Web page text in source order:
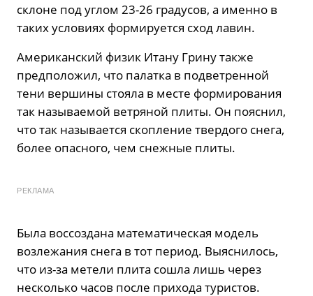
склоне под углом 23-26 градусов, а именно в
таких условиях формируется сход лавин.
Американский физик Итану Грину также
предположил, что палатка в подветренной
тени вершины стояла в месте формирования
так называемой ветряной плиты. Он пояснил,
что так называется скопление твердого снега,
более опасного, чем снежные плиты.
РЕКЛАМА
Была воссоздана математическая модель
возлежания снега в тот период. Выяснилось,
что из-за метели плита сошла лишь через
несколько часов после прихода туристов.